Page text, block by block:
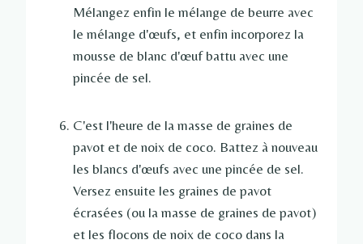
Mélangez enfin le mélange de beurre avec
le mélange d'œufs, et enfin incorporez la
mousse de blanc d'œuf battu avec une
pincée de sel.
C'est l'heure de la masse de graines de
pavot et de noix de coco. Battez à nouveau
les blancs d'œufs avec une pincée de sel.
Versez ensuite les graines de pavot
écrasées (ou la masse de graines de pavot)
et les flocons de noix de coco dans la